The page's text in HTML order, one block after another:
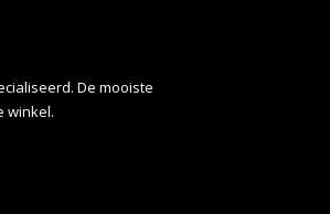
De mooiste
winkel.